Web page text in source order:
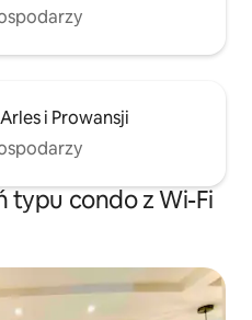
i Prowansji
typu condo z Wi-Fi
Wybór gości